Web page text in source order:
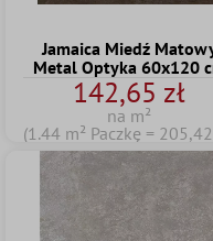
Jamaica Miedź
Metal Optyka 60x120
142,65 zł
na m²
(1.44 m² Paczkę = 205,42